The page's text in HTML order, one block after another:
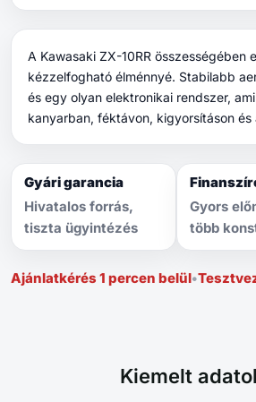
A Kawasaki ZX-10RR
kézzelfogható élménnyé. Stabilabb
és egy olyan elektronikai rendszer,
kanyarban, féktávon, kigyorsításon
Gyári garancia
Hivatalos forrás,
tiszta ügyintézés
Gyors
több
Ajánlatkérés 1 percen belül•
Kiemelt